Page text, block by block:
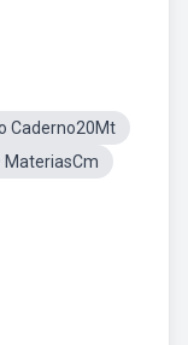
Caderno20Mt
MateriasCm